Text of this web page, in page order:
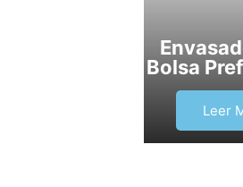
Bolsa
Leer